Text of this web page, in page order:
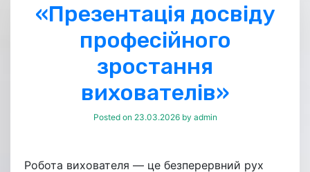
«Презентація досвіду
професійного
зростання
вихователів»
Posted on 23.03.2026by admin
Робота вихователя — це безперервний рух